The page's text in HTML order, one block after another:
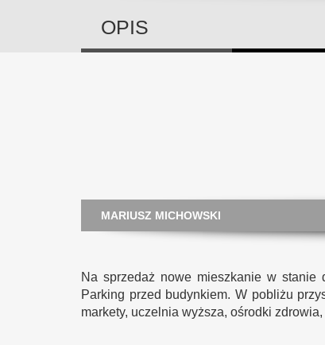
OPIS
MARIUSZ MICHOWSKI
Na sprzedaż nowe mieszkanie w
Parking przed budynkiem. W pobliżu
markety, uczelnia wyższa, ośrodki